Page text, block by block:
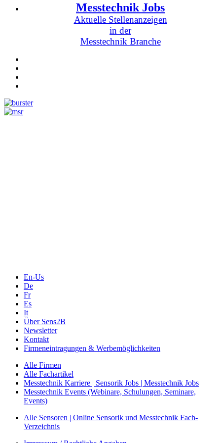
Messtechnik Jobs
Aktuelle Stellenanzeigen
in der
Messtechnik Branche
En-Us
De
Fr
Es
It
Über Sens2B
Newsletter
Kontakt
Firmeneintragungen & Werbemöglichkeiten
Alle Firmen
Alle Fachartikel
Messtechnik Karriere | Sensorik Jobs | Messtechnik Jobs
Messtechnik Events (Webinare, Schulungen, Seminare,
Events)
Alle Sensoren | Online Sensorik und Messtechnik Fach-
Verzeichnis